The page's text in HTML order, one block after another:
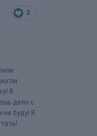
2
Я
дело с
буду! Я